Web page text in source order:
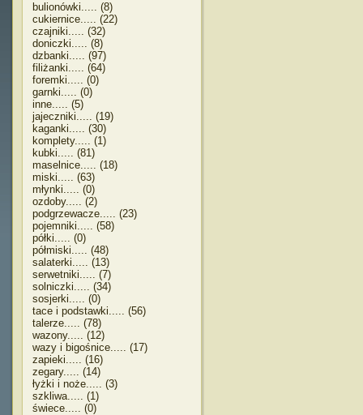
bulionówki..... (8)
cukiernice..... (22)
czajniki..... (32)
doniczki..... (8)
dzbanki..... (97)
filiżanki..... (64)
foremki..... (0)
garnki..... (0)
inne..... (5)
jajeczniki..... (19)
kaganki..... (30)
komplety..... (1)
kubki..... (81)
maselnice..... (18)
miski..... (63)
młynki..... (0)
ozdoby..... (2)
podgrzewacze..... (23)
pojemniki..... (58)
półki..... (0)
półmiski..... (48)
salaterki..... (13)
serwetniki..... (7)
solniczki..... (34)
sosjerki..... (0)
tace i podstawki..... (56)
talerze..... (78)
wazony..... (12)
wazy i bigośnice..... (17)
zapieki..... (16)
zegary..... (14)
łyżki i noże..... (3)
szkliwa..... (1)
świece..... (0)